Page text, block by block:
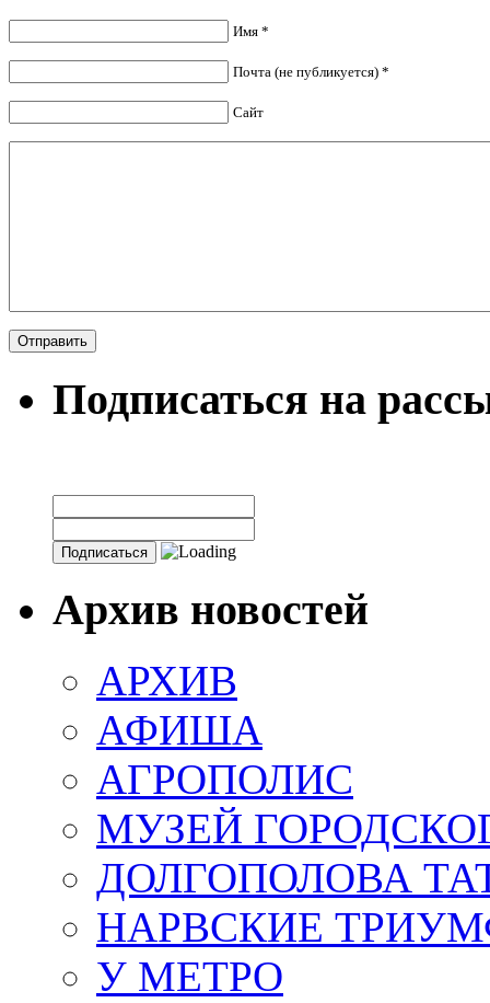
Имя *
Почта (не публикуется) *
Сайт
Подписаться на
Архив новостей
АРХИВ
АФИША
АГРОПОЛИС
МУЗЕЙ
ДОЛГОПОЛОВА
НАРВСКИЕ
У МЕТРО